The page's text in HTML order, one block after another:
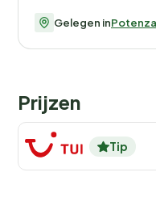
Gelegen in
Prijzen
Tip